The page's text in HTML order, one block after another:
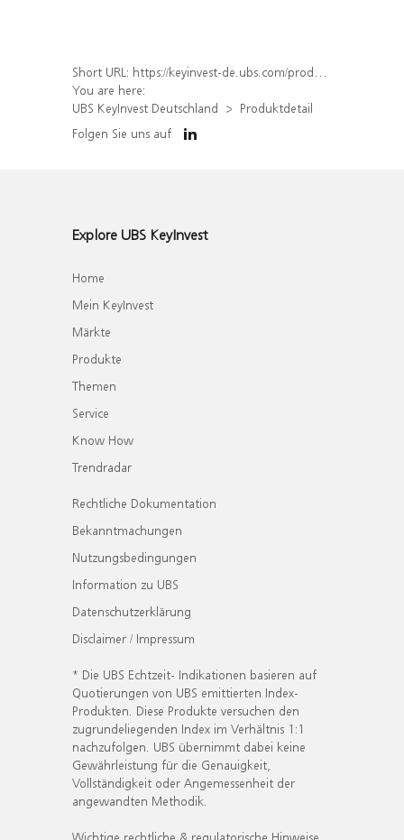
Short URL: https://keyinvest-de.ubs.com/produkt/detail/index/isin/DE000WA51NW9
You are here:
UBS KeyInvest Deutschland
Produktdetail
Folgen Sie uns auf
Explore UBS KeyInvest
Home
Mein KeyInvest
Märkte
Produkte
Themen
Service
Know How
Trendradar
Rechtliche Dokumentation
Bekanntmachungen
Nutzungsbedingungen
Information zu UBS
Datenschutzerklärung
Disclaimer / Impressum
* Die UBS Echtzeit- Indikationen basieren auf
Quotierungen von UBS emittierten Index-
Produkten. Diese Produkte versuchen den
zugrundeliegenden Index im Verhältnis 1:1
nachzufolgen. UBS übernimmt dabei keine
Gewährleistung für die Genauigkeit,
Vollständigkeit oder Angemessenheit der
angewandten Methodik.